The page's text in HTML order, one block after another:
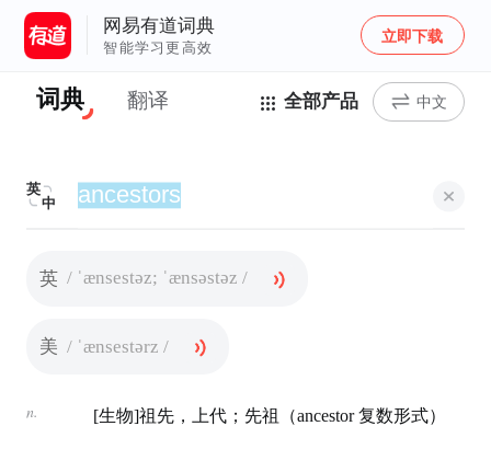
网易有道词典
智能学习更高效
立即下载
词典 翻译 全部产品 中文
英
中
英 / ˈænsestəz; ˈænsəstəz /
美 / ˈænsestərz /
n. [生物]祖先，上代；先祖（ancestor 复数形式）